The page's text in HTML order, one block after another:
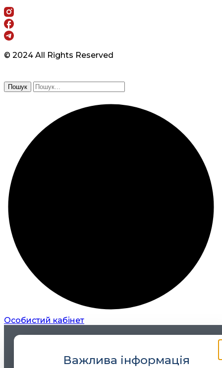
© 2024 All Rights Reserved
Пошук
Особистий кабінет
Важлива інформація